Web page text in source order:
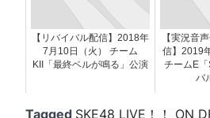
【リバイバル配信】2018年
7月10日（火） チーム
KII「最終ベルが鳴る」公演
【実況音
信】2019
チームE
バ
Tagged SKE48 LIVE！！ ON